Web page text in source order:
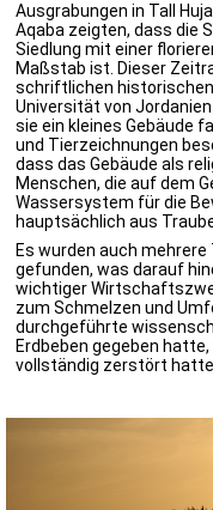
Ausgrabungen in Tall
Aqaba zeigten, dass die
Siedlung mit einer
Maßstab ist. Dieser
schriftlichen historischen
Universität von
sie ein kleines Gebäude
und Tierzeichnungen
dass das Gebäude als
Menschen, die auf dem
Wassersystem für die
hauptsächlich aus
Es wurden auch
gefunden, was darauf
wichtiger
zum Schmelzen und
durchgeführte
Erdbeben gegeben
vollständig zerstört hatte.